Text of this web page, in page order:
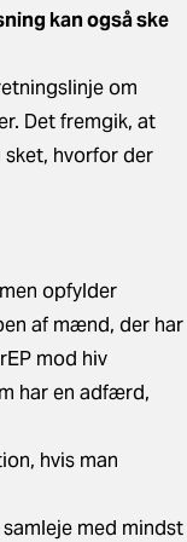
kan også ske
om
Det fremgik, at
hvorfor der
opfylder
af mænd, der har
mod hiv
har en adfærd,
hvis man
med mindst